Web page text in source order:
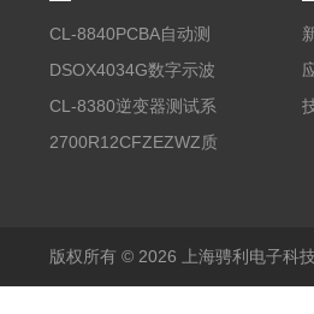
CL-8840PCBA自动测
试台系统
DSOX4034G数字示波
器
CL-8380逆变器测试系
统台
2700R12CFZEZWZ质
版权所有 © 2026 上海骋利电子科